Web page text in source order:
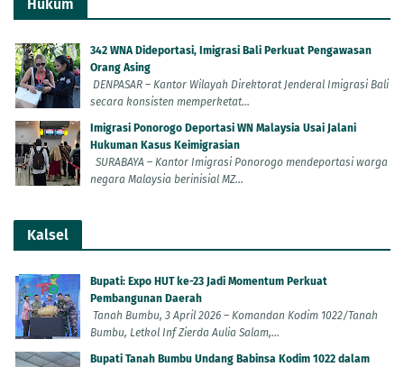
Hukum
342 WNA Dideportasi, Imigrasi Bali Perkuat Pengawasan
Orang Asing
DENPASAR – Kantor Wilayah Direktorat Jenderal Imigrasi Bali
secara konsisten memperketat...
Imigrasi Ponorogo Deportasi WN Malaysia Usai Jalani
Hukuman Kasus Keimigrasian
SURABAYA – Kantor Imigrasi Ponorogo mendeportasi warga
negara Malaysia berinisial MZ...
Kalsel
Bupati: Expo HUT ke-23 Jadi Momentum Perkuat
Pembangunan Daerah
Tanah Bumbu, 3 April 2026 – Komandan Kodim 1022/Tanah
Bumbu, Letkol Inf Zierda Aulia Salam,...
Bupati Tanah Bumbu Undang Babinsa Kodim 1022 dalam